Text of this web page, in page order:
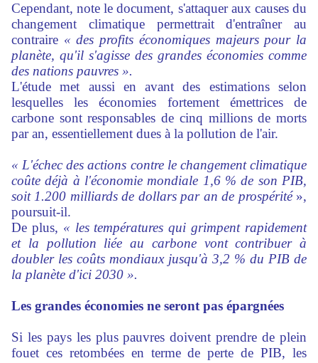
Cependant, note le document, s'attaquer aux causes du
changement climatique permettrait d'entraîner au
contraire « des profits économiques majeurs pour la
planète, qu'il s'agisse des grandes économies comme
des nations pauvres ».
L'étude met aussi en avant des estimations selon
lesquelles les économies fortement émettrices de
carbone sont responsables de cinq millions de morts
par an, essentiellement dues à la pollution de l'air.
« L'échec des actions contre le changement climatique
coûte déjà à l'économie mondiale 1,6 % de son PIB,
soit 1.200 milliards de dollars par an de prospérité»,
poursuit-il.
De plus, « les températures qui grimpent rapidement
et la pollution liée au carbone vont contribuer à
doubler les coûts mondiaux jusqu'à 3,2 % du PIB de
la planète d'ici 2030 ».
Les grandes économies ne seront pas épargnées
Si les pays les plus pauvres doivent prendre de plein
fouet ces retombées en terme de perte de PIB, les